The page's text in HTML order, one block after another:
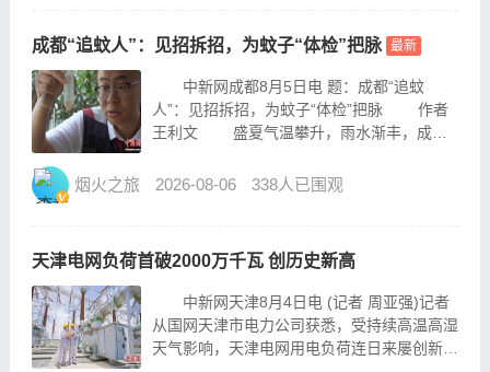
成都“追蚊人”：见招拆招，为蚊子“体检”把脉 最新
中新网成都8月5日电 题：成都“追蚊
人”：见招拆招，为蚊子“体检”把脉 作者
王利文 盛夏气温攀升，雨水渐丰，成都
开启防蚊模式时，有一群“追蚊人”却逆向而
烟火之旅 2026-08-06 338人已围观
天津电网负荷首破2000万千瓦 创历史新高
中新网天津8月4日电 (记者 周亚强)记者
从国网天津市电力公司获悉，受持续高温高湿
天气影响，天津电网用电负荷连日来屡创新